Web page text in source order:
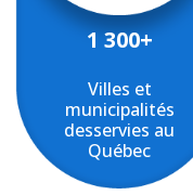
1 300+
Villes et
municipalités
desservies au
Québec